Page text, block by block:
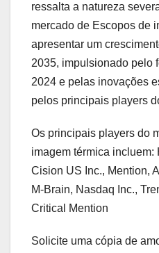
ressalta a natureza
mercado de Escopos de
apresentar um
2035, impulsionado pelo
2024 e pelas inovações
pelos principais players
Os principais players do
imagem térmica incluem:
Cision US Inc., Mention,
M-Brain, Nasdaq Inc.,
Critical Mention
Solicite uma cópia de